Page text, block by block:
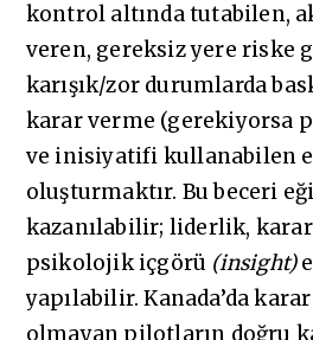
kontrol altında tutabilen,
veren, gereksiz yere riske
karışık/zor durumlarda
karar verme (gerekiyorsa
ve inisiyatifi kullanabilen
oluşturmaktır. Bu beceri
kazanılabilir; liderlik,
psikolojik içgörü (insight)
yapılabilir. Kanada’da
olmayan pilotların doğru